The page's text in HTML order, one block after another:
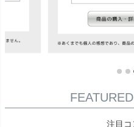
注目コ